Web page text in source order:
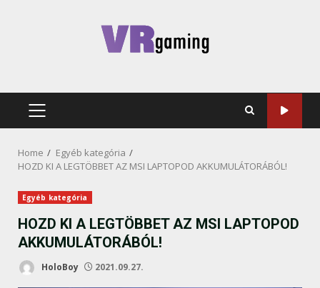
PRIMARY
Home
Egyéb kategória
HOZD KI A LEGTÖBBET AZ MSI LAPTOPOD AKKUMULÁTORÁBÓL!
Egyéb kategória
HOZD KI A LEGTÖBBET AZ MSI LAPTOPOD
AKKUMULÁTORÁBÓL!
HoloBoy 2021.09.27.